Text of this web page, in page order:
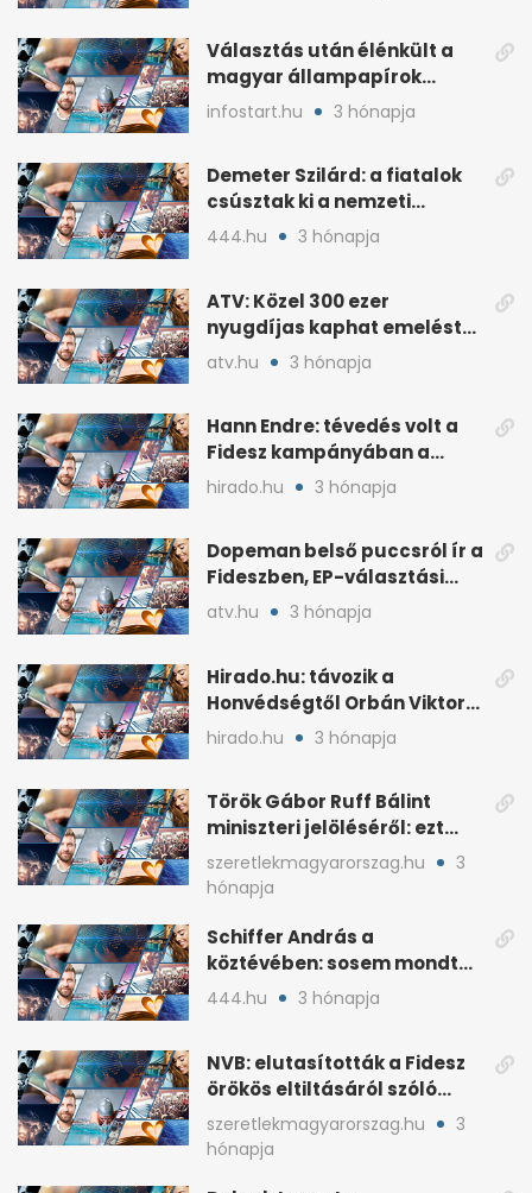
Választás után élénkült a
magyar állampapírok
lakossági értékesítése
infostart.hu 3 hónapja
Demeter Szilárd: a fiatalok
csúsztak ki a nemzeti
kultúrából
444.hu 3 hónapja
ATV: Közel 300 ezer
nyugdíjas kaphat emelést
idén a Tisza terve szerint
atv.hu 3 hónapja
Hann Endre: tévedés volt a
Fidesz kampányában a
háborús veszély
hirado.hu 3 hónapja
Dopeman belső puccsról ír a
Fideszben, EP-választási
árral
atv.hu 3 hónapja
Hirado.hu: távozik a
Honvédségtől Orbán Viktor
fia, Orbán Gáspár
hirado.hu 3 hónapja
Török Gábor Ruff Bálint
miniszteri jelöléséről: ezt
írta a posztjában
szeretlekmagyarorszag.hu
3
hónapja
Schiffer András a
köztévében: sosem mondta,
ki fog nyerni
444.hu 3 hónapja
NVB: elutasították a Fidesz
örökös eltiltásáról szóló
népszavazást
szeretlekmagyarorszag.hu
3
hónapja